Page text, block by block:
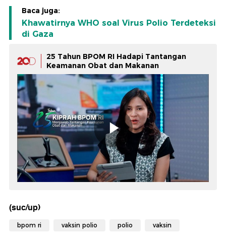
Baca juga:
Khawatirnya WHO soal Virus Polio Terdeteksi
di Gaza
25 Tahun BPOM RI Hadapi Tantangan
Keamanan Obat dan Makanan
(suc/up)
bpom ri vaksin polio polio vaksin